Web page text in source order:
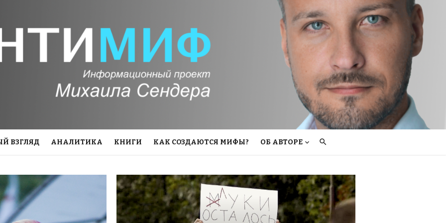
ВЗГЛЯД АНАЛИТИКА КНИГИ КАК СОЗДАЮТСЯ МИФЫ? ОБ АВТОРЕ